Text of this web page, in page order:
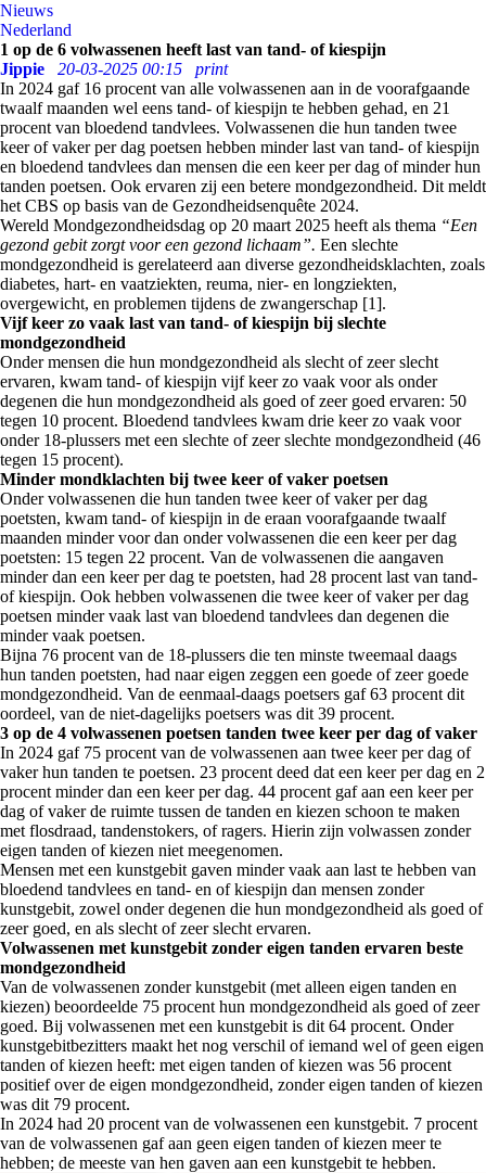
Nieuws
Nederland
1 op de 6 volwassenen heeft last van tand- of kiespijn
Jippie
20-03-2025 00:15
print
In 2024 gaf 16 procent van alle volwassenen aan in de voorafgaande
twaalf maanden wel eens tand- of kiespijn te hebben gehad, en 21
procent van bloedend tandvlees. Volwassenen die hun tanden twee
keer of vaker per dag poetsen hebben minder last van tand- of kiespijn
en bloedend tandvlees dan mensen die een keer per dag of minder hun
tanden poetsen. Ook ervaren zij een betere mondgezondheid. Dit meldt
het CBS op basis van de Gezondheidsenquête 2024.
Wereld Mondgezondheidsdag op 20 maart 2025 heeft als thema “Een
gezond gebit zorgt voor een gezond lichaam”. Een slechte
mondgezondheid is gerelateerd aan diverse gezondheidsklachten, zoals
diabetes, hart- en vaatziekten, reuma, nier- en longziekten,
overgewicht, en problemen tijdens de zwangerschap [1].
Vijf keer zo vaak last van tand- of kiespijn bij slechte
mondgezondheid
Onder mensen die hun mondgezondheid als slecht of zeer slecht
ervaren, kwam tand- of kiespijn vijf keer zo vaak voor als onder
degenen die hun mondgezondheid als goed of zeer goed ervaren: 50
tegen 10 procent. Bloedend tandvlees kwam drie keer zo vaak voor
onder 18-plussers met een slechte of zeer slechte mondgezondheid (46
tegen 15 procent).
Minder mondklachten bij twee keer of vaker poetsen
Onder volwassenen die hun tanden twee keer of vaker per dag
poetsten, kwam tand- of kiespijn in de eraan voorafgaande twaalf
maanden minder voor dan onder volwassenen die een keer per dag
poetsten: 15 tegen 22 procent. Van de volwassenen die aangaven
minder dan een keer per dag te poetsten, had 28 procent last van tand-
of kiespijn. Ook hebben volwassenen die twee keer of vaker per dag
poetsen minder vaak last van bloedend tandvlees dan degenen die
minder vaak poetsen.
Bijna 76 procent van de 18-plussers die ten minste tweemaal daags
hun tanden poetsten, had naar eigen zeggen een goede of zeer goede
mondgezondheid. Van de eenmaal-daags poetsers gaf 63 procent dit
oordeel, van de niet-dagelijks poetsers was dit 39 procent.
3 op de 4 volwassenen poetsen tanden twee keer per dag of vaker
In 2024 gaf 75 procent van de volwassenen aan twee keer per dag of
vaker hun tanden te poetsen. 23 procent deed dat een keer per dag en 2
procent minder dan een keer per dag. 44 procent gaf aan een keer per
dag of vaker de ruimte tussen de tanden en kiezen schoon te maken
met flosdraad, tandenstokers, of ragers. Hierin zijn volwassen zonder
eigen tanden of kiezen niet meegenomen.
Mensen met een kunstgebit gaven minder vaak aan last te hebben van
bloedend tandvlees en tand- en of kiespijn dan mensen zonder
kunstgebit, zowel onder degenen die hun mondgezondheid als goed of
zeer goed, en als slecht of zeer slecht ervaren.
Volwassenen met kunstgebit zonder eigen tanden ervaren beste
mondgezondheid
Van de volwassenen zonder kunstgebit (met alleen eigen tanden en
kiezen) beoordeelde 75 procent hun mondgezondheid als goed of zeer
goed. Bij volwassenen met een kunstgebit is dit 64 procent. Onder
kunstgebitbezitters maakt het nog verschil of iemand wel of geen eigen
tanden of kiezen heeft: met eigen tanden of kiezen was 56 procent
positief over de eigen mondgezondheid, zonder eigen tanden of kiezen
was dit 79 procent.
In 2024 had 20 procent van de volwassenen een kunstgebit. 7 procent
van de volwassenen gaf aan geen eigen tanden of kiezen meer te
hebben; de meeste van hen gaven aan een kunstgebit te hebben.